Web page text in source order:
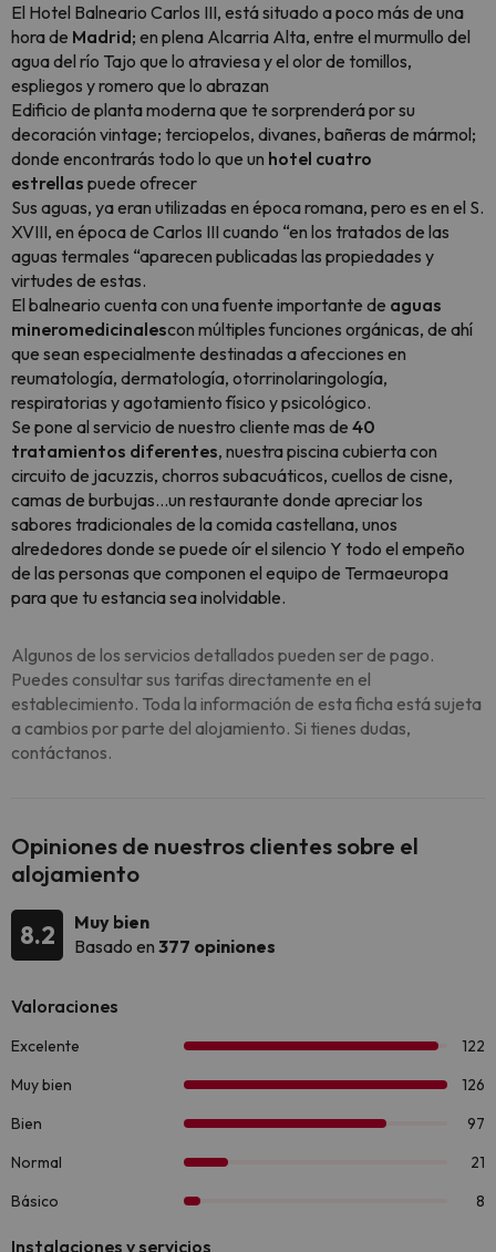
El Hotel Balneario Carlos III, está situado a poco más de una
hora de Madrid; en plena Alcarria Alta, entre el murmullo del
agua del río Tajo que lo atraviesa y el olor de tomillos,
espliegos y romero que lo abrazan
Edificio de planta moderna que te sorprenderá por su
decoración vintage; terciopelos, divanes, bañeras de mármol;
donde encontrarás todo lo que un hotel cuatro
estrellas puede ofrecer
Sus aguas, ya eran utilizadas en época romana, pero es en el S.
XVIII, en época de Carlos III cuando “en los tratados de las
aguas termales “aparecen publicadas las propiedades y
virtudes de estas.
El balneario cuenta con una fuente importante de aguas
mineromedicinalescon múltiples funciones orgánicas, de ahí
que sean especialmente destinadas a afecciones en
reumatología, dermatología, otorrinolaringología,
respiratorias y agotamiento físico y psicológico.
Se pone al servicio de nuestro cliente mas de 40
tratamientos diferentes, nuestra piscina cubierta con
circuito de jacuzzis, chorros subacuáticos, cuellos de cisne,
camas de burbujas…un restaurante donde apreciar los
sabores tradicionales de la comida castellana, unos
alrededores donde se puede oír el silencio Y todo el empeño
de las personas que componen el equipo de Termaeuropa
para que tu estancia sea inolvidable.
Algunos de los servicios detallados pueden ser de pago.
Puedes consultar sus tarifas directamente en el
establecimiento. Toda la información de esta ficha está sujeta
a cambios por parte del alojamiento. Si tienes dudas,
contáctanos.
Opiniones de nuestros clientes sobre el
alojamiento
8.2
Muy bien
Basado en 377 opiniones